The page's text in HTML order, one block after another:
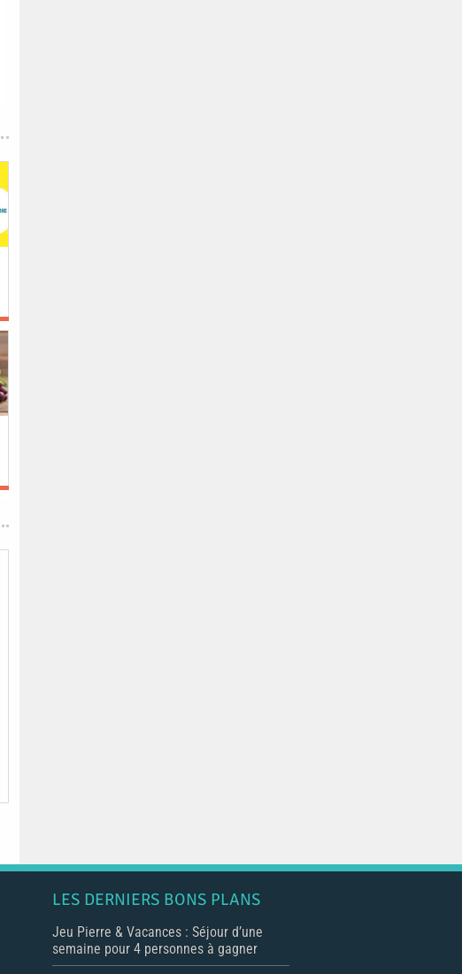
LES DERNIERS BONS PLANS
Jeu Pierre & Vacances : Séjour d’une
semaine pour 4 personnes à gagner